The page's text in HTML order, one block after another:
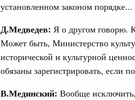
установленном законом порядке...
Д.Медведев: Я о другом говорю.
Может быть, Министерство
исторической и культурной
обязаны зарегистрировать, если
В.Мединский: Вообще